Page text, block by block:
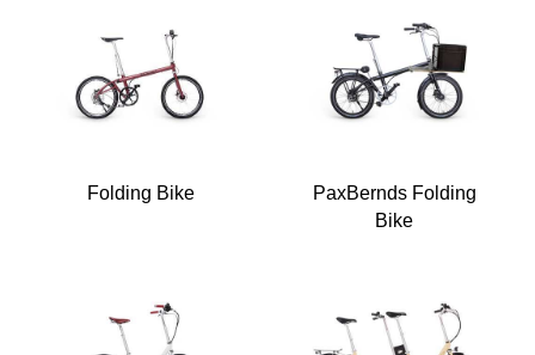
Folding Bike
PaxBernds Folding
Bike